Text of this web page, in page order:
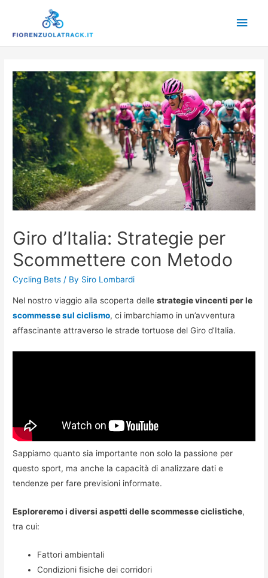
Main
Giro d’Italia: Strategie per
Scommettere con Metodo
Cycling Bets / By Siro Lombardi
Nel nostro viaggio alla scoperta dellestrategie vincenti per le
scommesse sul ciclismo, ci imbarchiamo in un’avventura
affascinante attraverso le strade tortuose del Giro d’Italia.
Sappiamo quanto sia importante non solo la passione per
questo sport, ma anche la capacità di analizzare dati e
tendenze per fare previsioni informate.
Esploreremo i diversi aspetti delle scommesse ciclistiche,
tra cui:
Fattori ambientali
Condizioni fisiche dei corridori